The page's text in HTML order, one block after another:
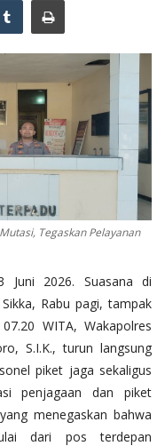
Tegaskan Pelayanan
Juni 2026. Suasana di
Rabu pagi, tampak
WITA, Wakapolres
S.I.K., turun langsung
piket jaga sekaligus
penjagaan dan piket
menegaskan bahwa
dari pos terdepan